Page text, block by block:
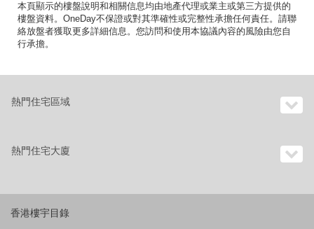
本頁顯示的樓盤說明和相關信息均由地產代理或業主或第三方提供的
樓盤資料。OneDay不保證或對其準確性或完整性承擔任何責任。請聯
絡放盤者獲取更多詳細信息。您訪問和使用本協議內容的風險由您自
行承擔。
熱門住宅區域
熱門住宅大廈
香港樓宇目錄